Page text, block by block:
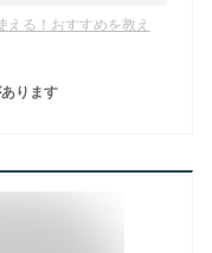
る！おすすめを教え
ります